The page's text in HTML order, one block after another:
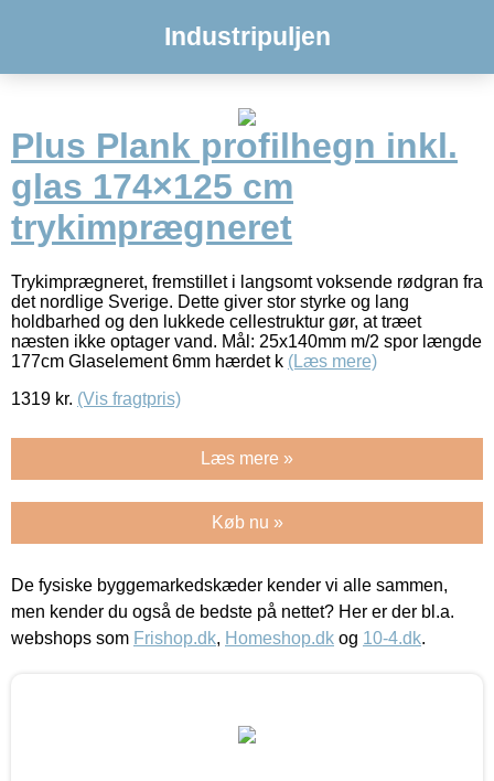
Industripuljen
Plus Plank profilhegn inkl.
glas 174×125 cm
trykimprægneret
Trykimprægneret, fremstillet i langsomt voksende rødgran fra
det nordlige Sverige. Dette giver stor styrke og lang
holdbarhed og den lukkede cellestruktur gør, at træet
næsten ikke optager vand. Mål: 25x140mm m/2 spor længde
177cm Glaselement 6mm hærdet k (Læs mere)
1319 kr. (Vis fragtpris)
Læs mere »
Køb nu »
De fysiske byggemarkedskæder kender vi alle sammen,
men kender du også de bedste på nettet? Her er der bl.a.
webshops som Frishop.dk, Homeshop.dk og 10-4.dk.